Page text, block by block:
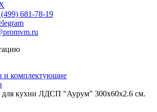
681-78-19
и комплектующие
кухни ЛДСП "Аурум" 300x60x2.6 см.